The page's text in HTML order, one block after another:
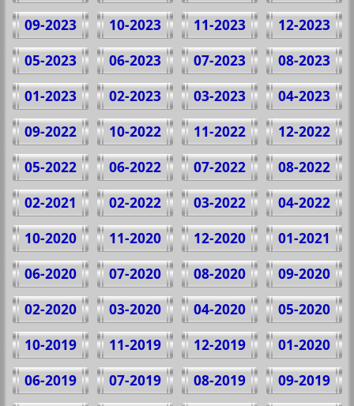
12-2023
11-2023
10-2023
09-2023
08-2023
07-2023
06-2023
05-2023
04-2023
03-2023
02-2023
01-2023
12-2022
11-2022
10-2022
09-2022
08-2022
07-2022
06-2022
05-2022
04-2022
03-2022
02-2022
02-2021
01-2021
12-2020
11-2020
10-2020
09-2020
08-2020
07-2020
06-2020
05-2020
04-2020
03-2020
02-2020
01-2020
12-2019
11-2019
10-2019
09-2019
08-2019
07-2019
06-2019